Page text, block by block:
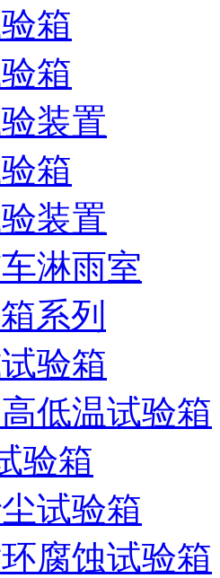
箱
箱
装置
箱
装置
淋雨室
系列
验箱
低温试验箱
验箱
试验箱
腐蚀试验箱